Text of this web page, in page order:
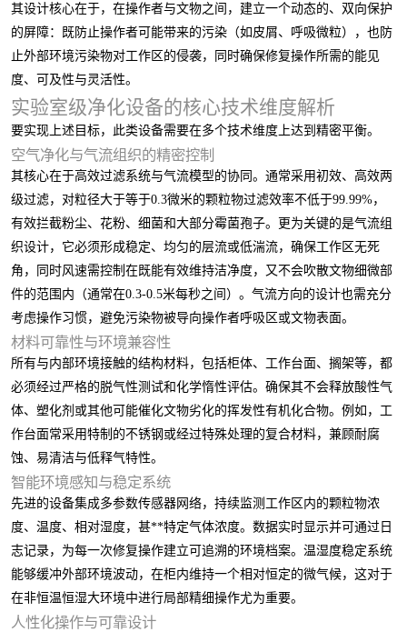
其设计核心在于，在操作者与文物之间，建立一个动态的、双向保护
的屏障：既防止操作者可能带来的污染（如皮屑、呼吸微粒），也防
止外部环境污染物对工作区的侵袭，同时确保修复操作所需的能见
度、可及性与灵活性。
实验室级净化设备的核心技术维度解析
要实现上述目标，此类设备需要在多个技术维度上达到精密平衡。
空气净化与气流组织的精密控制
其核心在于高效过滤系统与气流模型的协同。通常采用初效、高效两
级过滤，对粒径大于等于0.3微米的颗粒物过滤效率不低于99.99%，
有效拦截粉尘、花粉、细菌和大部分霉菌孢子。更为关键的是气流组
织设计，它必须形成稳定、均匀的层流或低湍流，确保工作区无死
角，同时风速需控制在既能有效维持洁净度，又不会吹散文物细微部
件的范围内（通常在0.3-0.5米每秒之间）。气流方向的设计也需充分
考虑操作习惯，避免污染物被导向操作者呼吸区或文物表面。
材料可靠性与环境兼容性
所有与内部环境接触的结构材料，包括柜体、工作台面、搁架等，都
必须经过严格的脱气性测试和化学惰性评估。确保其不会释放酸性气
体、塑化剂或其他可能催化文物劣化的挥发性有机化合物。例如，工
作台面常采用特制的不锈钢或经过特殊处理的复合材料，兼顾耐腐
蚀、易清洁与低释气特性。
智能环境感知与稳定系统
先进的设备集成多参数传感器网络，持续监测工作区内的颗粒物浓
度、温度、相对湿度，甚**特定气体浓度。数据实时显示并可通过日
志记录，为每一次修复操作建立可追溯的环境档案。温湿度稳定系统
能够缓冲外部环境波动，在柜内维持一个相对恒定的微气候，这对于
在非恒温恒湿大环境中进行局部精细操作尤为重要。
人性化操作与可靠设计